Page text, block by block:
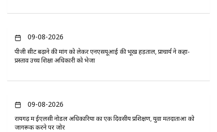
09-08-2026
पीजी सीट बढ़ाने की मांग को लेकर एनएसयूआई की भूख हड़ताल, प्राचार्य ने कहा-
प्रस्ताव उच्च शिक्षा अधिकारी को भेजा
09-08-2026
रायगढ़ में ईएलसी नोडल अधिकारियों का एक दिवसीय प्रशिक्षण, युवा मतदाताओं को
जागरूक करने पर जोर